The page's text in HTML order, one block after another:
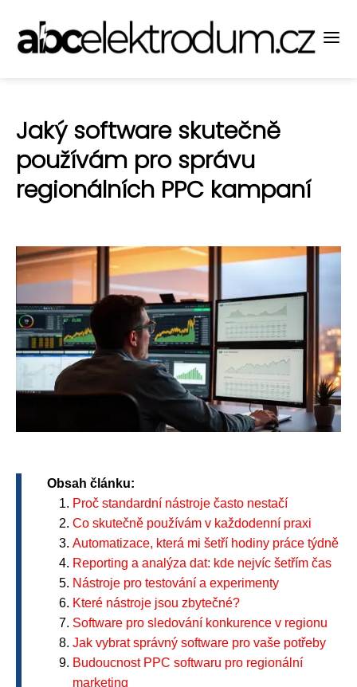
Jaký software skutečně
používám pro správu
regionálních PPC kampaní
Obsah článku:
Proč standardní nástroje často nestačí
Co skutečně používám v každodenní praxi
Automatizace, která mi šetří hodiny práce týdně
Reporting a analýza dat: kde nejvíc šetřím čas
Nástroje pro testování a experimenty
Které nástroje jsou zbytečné?
Software pro sledování konkurence v regionu
Jak vybrat správný software pro vaše potřeby
Budoucnost PPC softwaru pro regionální
marketing